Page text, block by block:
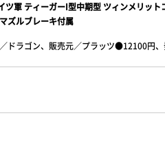
ツ軍 ティーガーI型中期型 ツィンメリッ
ズルブレーキ付属
ドラゴン、販売元／プラッツ●12100円